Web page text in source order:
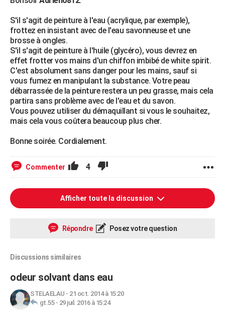
S'il s'agit de peinture à l'eau (acrylique, par exemple),
frottez en insistant avec de l'eau savonneuse et une
brosse à ongles.
S'il s'agit de peinture à l'huile (glycéro), vous devrez en
effet frotter vos mains d'un chiffon imbibé de white spirit.
C'est absolument sans danger pour les mains, sauf si
vous fumez en manipulant la substance. Votre peau
débarrassée de la peinture restera un peu grasse, mais cela
partira sans problème avec de l'eau et du savon.
Vous pouvez utiliser du démaquillant si vous le souhaitez,
mais cela vous coûtera beaucoup plus cher.
Bonne soirée. Cordialement.
Commenter 4
Afficher toute la discussion
Répondre Posez votre question
Discussions similaires
odeur solvant dans eau
STELAELAU - 21 oct. 2014 à 15:20
gt.55- 29 juil. 2016 à 15:24